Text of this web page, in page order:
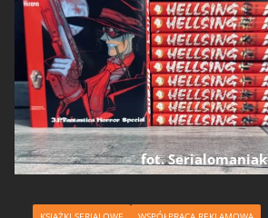
fot. Serialomaniak